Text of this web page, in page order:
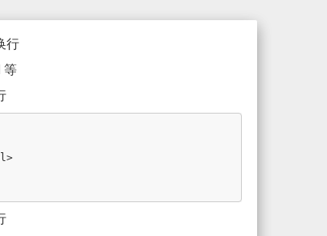
行
等
>